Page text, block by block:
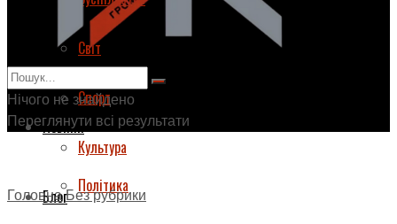
Світ
Спорт
Культура
Блог
Головна
Новини
Політика
Нічого не знайдено
Переглянути всі результати
ГоловнаБез рубрики